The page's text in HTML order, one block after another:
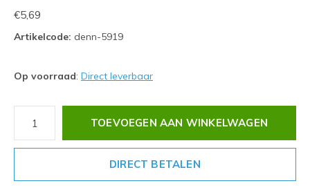
€5,69
Artikelcode: denn-5919
Op voorraad: Direct leverbaar
TOEVOEGEN AAN WINKELWAGEN
DIRECT BETALEN